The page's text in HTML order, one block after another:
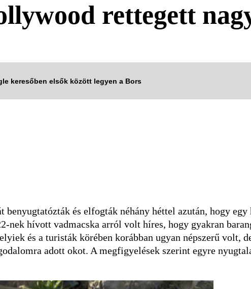
rettegett
keresőben elsők között legyen a Bors
és elfogták néhány héttel azután, hogy egy
nek hívott vadmacska arról volt híres, hogy gyakran
és a turisták körében korábban ugyan népszerű volt,
adott okot. A megfigyelések szerint egyre